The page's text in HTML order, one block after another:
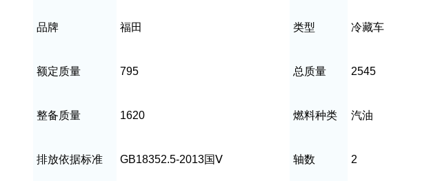
品牌 福田 类型 冷藏车
额定质量 795 总质量 2545
整备质量 1620 燃料种类 汽油
排放依据标准 GB18352.5-2013国Ⅴ 轴数 2